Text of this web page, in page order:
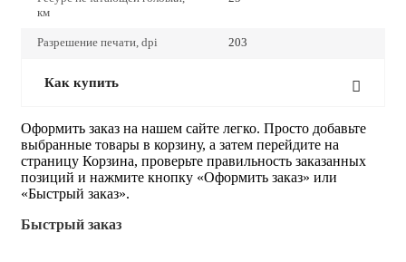
км
Разрешение печати, dpi 203
Как купить
Оформить заказ на нашем сайте легко. Просто добавьте
выбранные товары в корзину, а затем перейдите на
страницу Корзина, проверьте правильность заказанных
позиций и нажмите кнопку «Оформить заказ» или
«Быстрый заказ».
Быстрый заказ